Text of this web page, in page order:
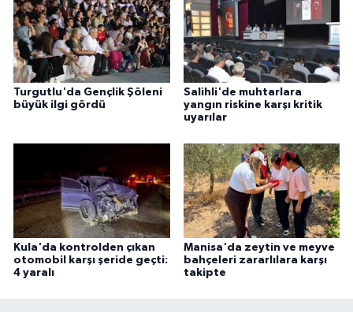
Turgutlu'da Gençlik Şöleni
büyük ilgi gördü
Salihli'de muhtarlara
yangın riskine karşı kritik
uyarılar
Kula'da kontrolden çıkan
otomobil karşı şeride geçti:
4 yaralı
Manisa'da zeytin ve meyve
bahçeleri zararlılara karşı
takipte